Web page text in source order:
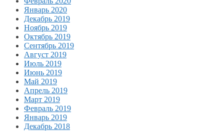
Январь 2020
Декабрь 2019
Ноябрь 2019
Октябрь 2019
Сентябрь 2019
Август 2019
Июль 2019
Июнь 2019
Май 2019
Апрель 2019
Март 2019
Февраль 2019
Январь 2019
Декабрь 2018